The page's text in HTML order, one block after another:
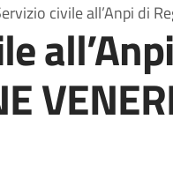
civile all’Anpi di